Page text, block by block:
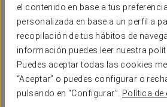
el contenido en base a tus
personalizada en base a un perfil a
recopilación de tus hábitos de
información puedes leer nuestra
Puedes aceptar todas las cookies
“Aceptar” o puedes configurar o
pulsando en “Configurar”.
Política de
18€
Experiencia Confort